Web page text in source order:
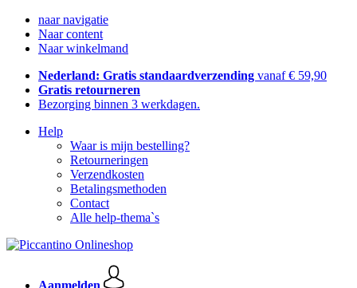
naar navigatie
Naar content
Naar winkelmand
Nederland: Gratis standaardverzending vanaf € 59,90
Gratis retourneren
Bezorging binnen 3 werkdagen.
Help
Waar is mijn bestelling?
Retourneringen
Verzendkosten
Betalingsmethoden
Contact
Alle help-thema`s
Aanmelden